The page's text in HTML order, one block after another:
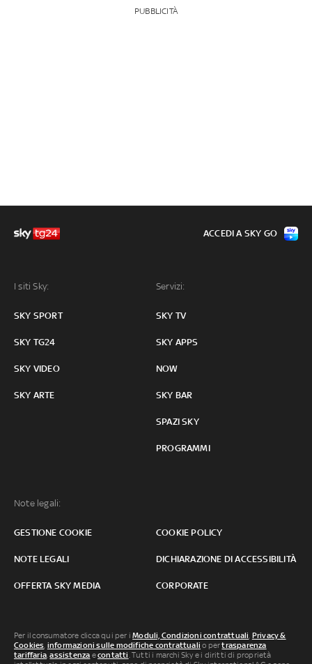
PUBBLICITÀ
I siti Sky:
SKY SPORT
SKY TG24
SKY VIDEO
SKY ARTE
Servizi:
SKY TV
SKY APPS
NOW
SKY BAR
SPAZI SKY
PROGRAMMI
Note legali:
GESTIONE COOKIE COOKIE POLICY
NOTE LEGALI DICHIARAZIONE DI ACCESSIBILITÀ
OFFERTA SKY MEDIA CORPORATE
ACCEDI A SKY GO
Per il consumatore clicca qui per iModuli, Condizioni contrattuali, Privacy &
Cookies, informazioni sulle modifiche contrattuali o pertrasparenza
tariffaria,assistenza econtatti. Tutti i marchi Sky e i diritti di proprietà